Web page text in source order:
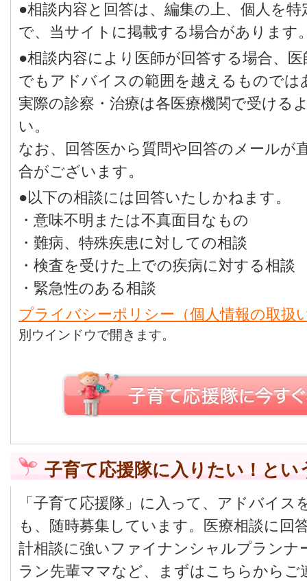
●相談内容と回答は、編集の上、個人を
で、当サイトに掲載する場合があります
●相談内容により医師が回答する場合、
でもアドバイスの範囲を越えるものでは
実際の診察・治療は各医療機関で受ける
い。
なお、回答医から質問や回答のメールが
合がございます。
●以下の相談には回答いたしかねます。
・意味不明または不真面目なもの
・難病、特殊疾患に対しての相談
・検査を受けた上での疾病に対する相談
・緊急性のある相談
プライバシーポリシー（個人情報の取扱
別ウインドウで開きます。
子育て応援隊に入りたい！とい
「子育て応援隊」に入って、アドバイス
も、随時募集しています。医療相談に回
計相談に強いファイナンシャルプランナ
ラン先輩ママなど、まずはこちらからご